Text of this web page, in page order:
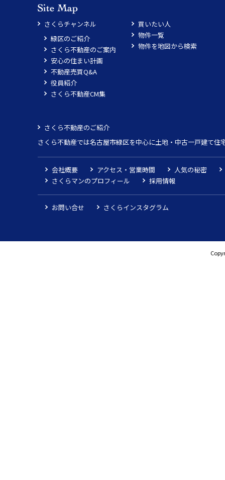
さくらチャンネル
緑区のご紹介
さくら不動産のご案内
安心の住まい計画
不動産売買Q&A
役員紹介
さくら不動産CM集
買いたい人
物件一覧
物件を地図から検索
さくら不動産のご紹介
さくら不動産では名古屋市緑区を中心に土地・中古一戸建て
会社概要 アクセス・営業時間
人気の秘密
さくらマンのプロフィール
採用情報
お問い合せ さくらインスタグラム